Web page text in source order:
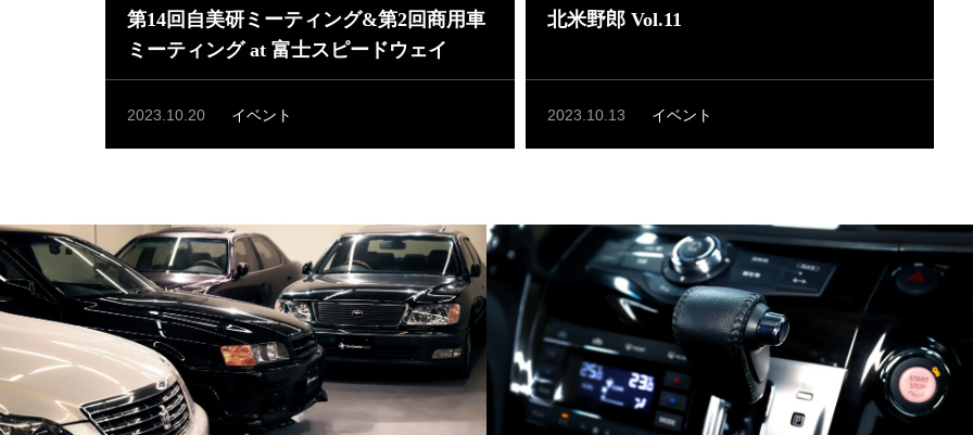
第14回自美研ミーティング&第2回商用車
ミーティング at 富士スピードウェイ
2023.10.20 イベント
北米野郎 Vol.11
2023.10.13 イベント